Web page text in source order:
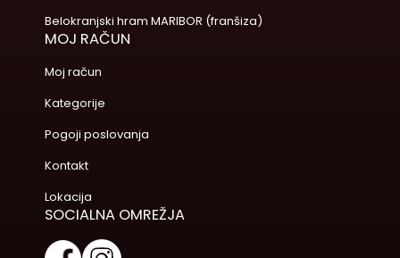
Belokranjski hram MARIBOR (franšiza)
MOJ RAČUN
Moj račun
Kategorije
Pogoji poslovanja
Kontakt
Lokacija
SOCIALNA OMREŽJA